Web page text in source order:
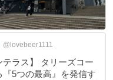
@lovebeer1111
テラス】 タリーズコー
『5つの最高』を発信す